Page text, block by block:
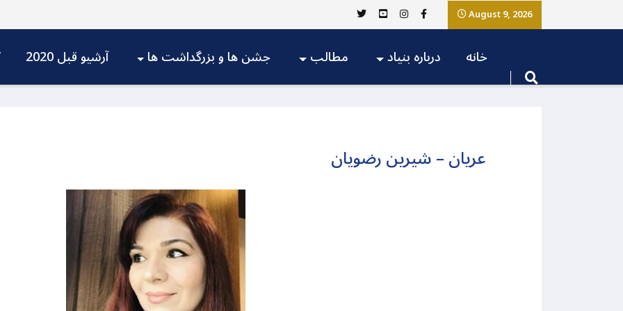
August 9, 2026
آرشیو قبل 2020 جشن ها و بزرگداشت ها مطالب درباره بنیاد خانه
عریان – شیرین رضویان